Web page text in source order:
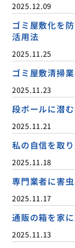
2025.12.09
ゴミ屋敷化を
活用法
2025.11.25
ゴミ屋敷清掃
2025.11.23
段ボールに潜
2025.11.21
私の自信を取
2025.11.18
専門業者に害
2025.11.17
通販の箱を家
2025.11.13